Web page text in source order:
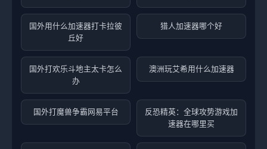
国外用什么加速器打卡拉彼
丘好
猎人加速器哪个好
国外打欢乐斗地主太卡怎么
办
澳洲玩艾希用什么加速器
国外打魔兽争霸网易平台
反恐精英：全球攻势游戏加
速器在哪里买